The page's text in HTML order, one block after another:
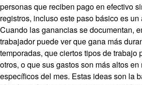
personas que reciben pago en efectivo
registros, incluso este paso básico es
Cuando las ganancias se documentan,
trabajador puede ver que gana más
temporadas, que ciertos tipos de trabajo
otros, o que sus gastos son más altos en
específicos del mes. Estas ideas son la